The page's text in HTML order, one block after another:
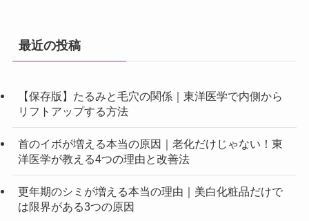
最近の投稿
【保存版】たるみと毛穴の関係｜東洋医学で内側から
リフトアップする方法
首のイボが増える本当の原因｜老化だけじゃない！東
洋医学が教える4つの理由と改善法
更年期のシミが増える本当の理由｜美白化粧品だけで
は限界がある3つの原因